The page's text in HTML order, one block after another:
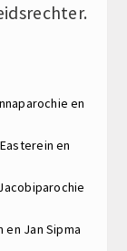
en
Easterein en
en Jan Sipma